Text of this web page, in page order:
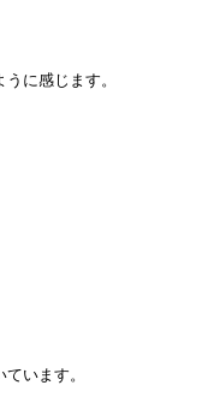
に感じます。
います。